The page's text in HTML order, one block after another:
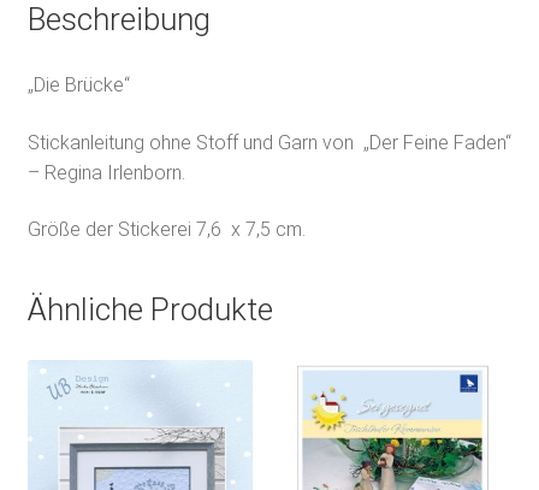
Beschreibung
„Die Brücke“
Stickanleitung ohne Stoff und Garn von „Der Feine Faden“
– Regina Irlenborn.
Größe der Stickerei 7,6 x 7,5 cm.
Ähnliche Produkte